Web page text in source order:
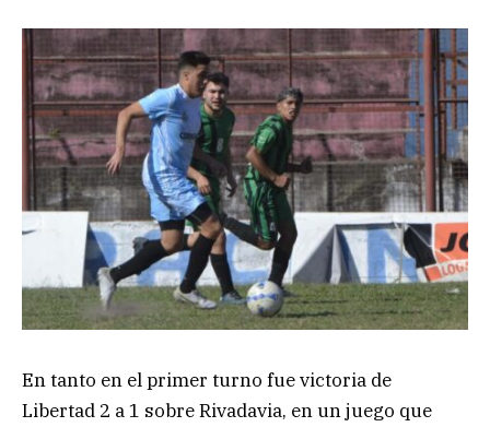
En tanto en el primer turno fue victoria de
Libertad 2 a 1 sobre Rivadavia, en un juego que